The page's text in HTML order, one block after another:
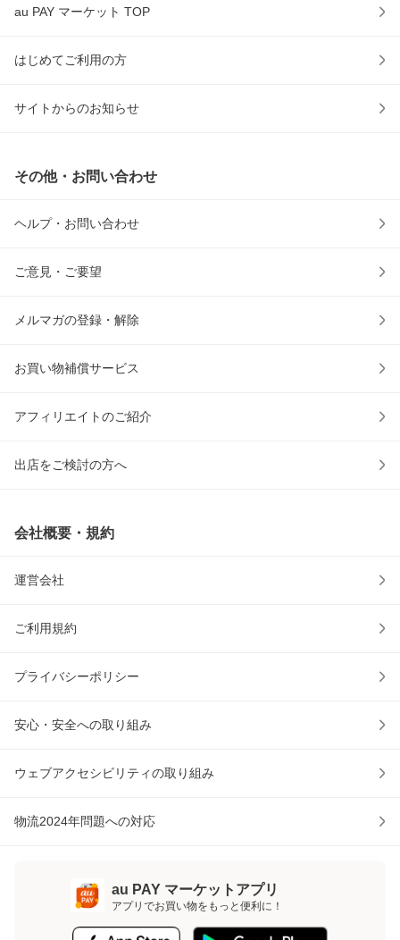
au PAY マーケット TOP
はじめてご利用の方
サイトからのお知らせ
その他・お問い合わせ
ヘルプ・お問い合わせ
ご意見・ご要望
メルマガの登録・解除
お買い物補償サービス
アフィリエイトのご紹介
出店をご検討の方へ
会社概要・規約
運営会社
ご利用規約
プライバシーポリシー
安心・安全への取り組み
ウェブアクセシビリティの取り組み
物流2024年問題への対応
au PAY マーケットアプリ
アプリでお買い物をもっと便利に！